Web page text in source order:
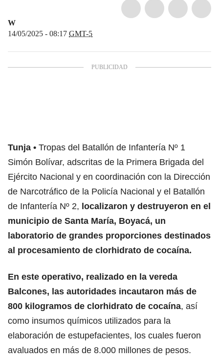
W
14/05/2025 - 08:17 GMT-5
Tunja
Tropas del Batallón de Infantería Nº 1
Simón Bolívar, adscritas de la Primera Brigada del
Ejército Nacional y en coordinación con la Dirección
de Narcotráfico de la Policía Nacional y el Batallón
de Infantería Nº 2, localizaron y destruyeron en el
municipio de Santa María, Boyacá, un
laboratorio de grandes proporciones destinados
al procesamiento de clorhidrato de cocaína.
En este operativo, realizado en la vereda
Balcones, las autoridades incautaron más de
800 kilogramos de clorhidrato de cocaína, así
como insumos químicos utilizados para la
elaboración de estupefacientes, los cuales fueron
avaluados en más de 8.000 millones de pesos.